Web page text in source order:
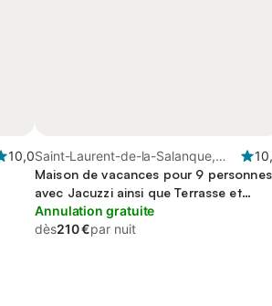
10,0Saint-Laurent-de-la-Salanque,
Région de Perpignan
Maison de vacances pour 9
avec Jacuzzi ainsi que Terrasse et
Jardin
Annulation gratuite
dès210 €par nuit